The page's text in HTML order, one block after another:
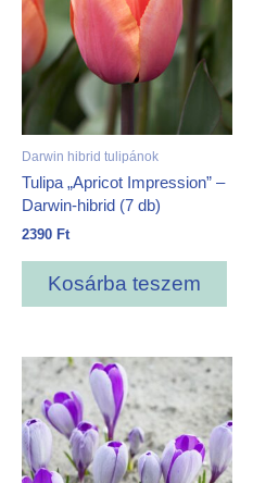
Darwin hibrid tulipánok
Tulipa „Apricot Impression” –
Darwin-hibrid (7 db)
2390 Ft
Kosárba teszem